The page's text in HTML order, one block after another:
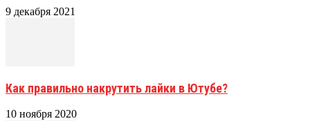
9 декабря 2021
Как правильно накрутить лайки в Ютубе?
10 ноября 2020